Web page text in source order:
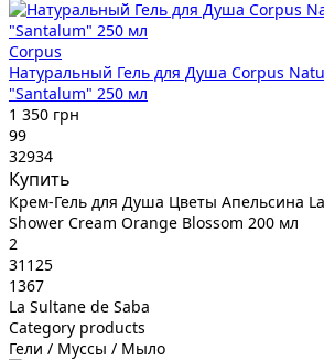
Corpus
Натуральный Гель для Душа Corpus
"Santalum" 250 мл
1 350 грн
99
32934
Купить
Крем-Гель для Душа Цветы Апельсина
Shower Cream Orange Blossom 200 мл
2
31125
1367
La Sultane de Saba
Category products
Гели / Муссы / Мыло